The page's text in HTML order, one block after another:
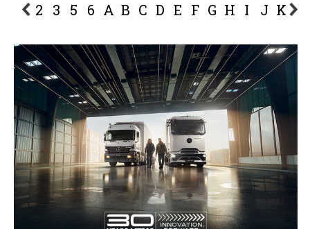
2 3 5 6 A B C D E F G H I J K L